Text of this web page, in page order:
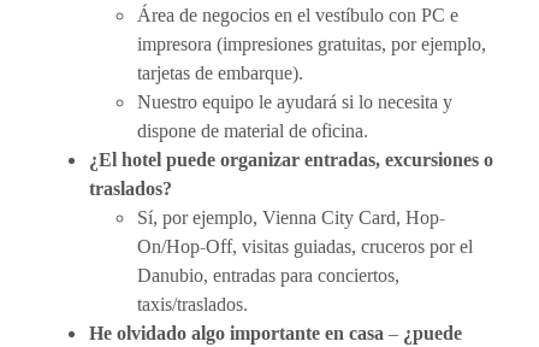
Área de negocios en el vestíbulo con PC e
impresora (impresiones gratuitas, por ejemplo,
tarjetas de embarque).
Nuestro equipo le ayudará si lo necesita y
dispone de material de oficina.
¿El hotel puede organizar entradas, excursiones o
traslados?
Sí, por ejemplo, Vienna City Card, Hop-
On/Hop-Off, visitas guiadas, cruceros por el
Danubio, entradas para conciertos,
taxis/traslados.
He olvidado algo importante en casa – ¿puede